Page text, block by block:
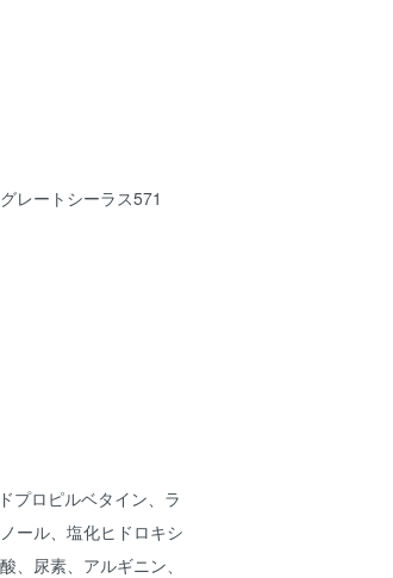
ートシーラス571
プロピルベタイン、ラ
ール、塩化ヒドロキシ
、尿素、アルギニン、